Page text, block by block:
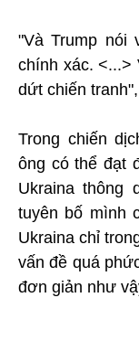
"Và Trump nói
chính xác. <...>
dứt chiến
Trong chiến
ông có thể đạt
Ukraina thông
tuyên bố mình
Ukraina chỉ
vấn đề quá
đơn giản như